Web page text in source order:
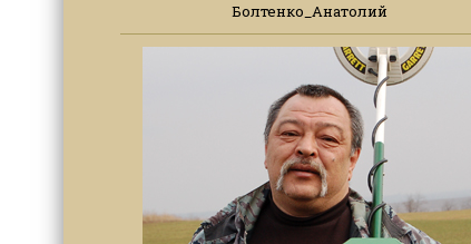
Болтенко_Анатолий